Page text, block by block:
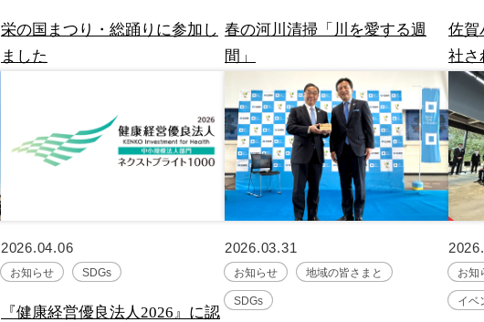
栄の国まつり・総踊りに参加し
ました
春の河川清掃「川を愛する週
間」
佐賀
社さ
2026.04.06
お知らせ SDGs
『健康経営優良法人2026』に認
2026.03.31
お知らせ 地域の皆さまと
SDGs
お知
イベ